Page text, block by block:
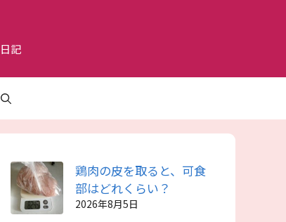
記
鶏肉の皮を取ると、可食
部はどれくらい？
2026年8月5日